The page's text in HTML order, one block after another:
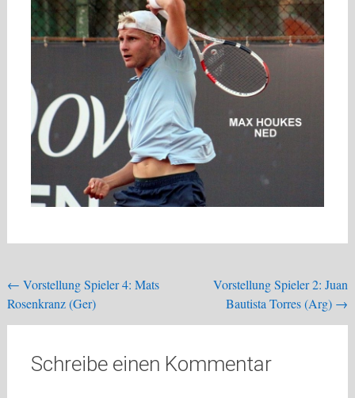
Beitragsnavigation
← Vorstellung Spieler 4: Mats
Rosenkranz (Ger)
Vorstellung Spieler 2: Juan
Bautista Torres (Arg) →
Schreibe einen Kommentar